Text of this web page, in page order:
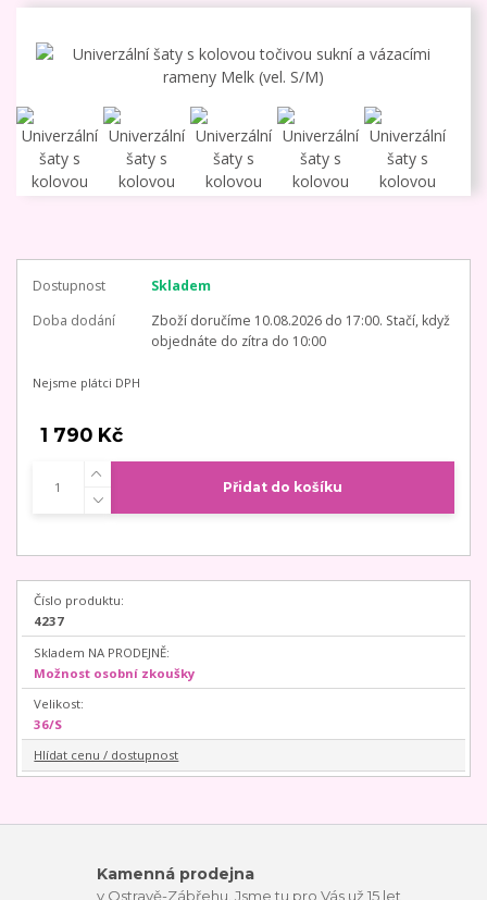
Dostupnost
Skladem
Doba dodání
Zboží doručíme 10.08.2026 do 17:00. Stačí, když
objednáte do zítra do 10:00
Nejsme plátci DPH
1 790 Kč
Přidat do košíku
Číslo produktu:
4237
Skladem NA PRODEJNĚ:
Možnost osobní zkoušky
Velikost:
36/S
Hlídat cenu / dostupnost
Kamenná prodejna
v Ostravě-Zábřehu. Jsme tu pro Vás už 15 let